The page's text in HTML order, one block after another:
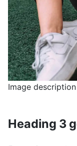
Image
Heading 3